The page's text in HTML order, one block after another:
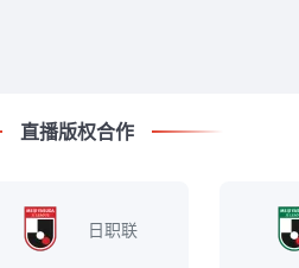
直播版权合作
日职联